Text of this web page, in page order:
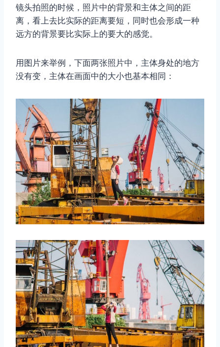
镜头拍照的时候，照片中的背景和主体之间的距
离，看上去比实际的距离要短，同时也会形成一种
远方的背景要比实际上的要大的感觉。
用图片来举例，下面两张照片中，主体身处的地方
没有变，主体在画面中的大小也基本相同：